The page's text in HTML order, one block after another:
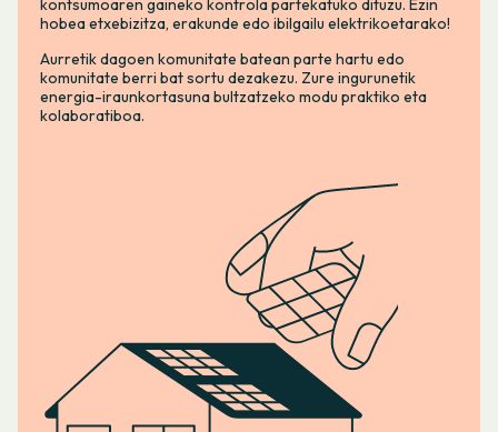
kontsumoaren gaineko kontrola partekatuko dituzu. Ezin
hobea etxebizitza, erakunde edo ibilgailu elektrikoetarako!
Aurretik dagoen komunitate batean parte hartu edo
komunitate berri bat sortu dezakezu. Zure ingurunetik
energia-iraunkortasuna bultzatzeko modu praktiko eta
kolaboratiboa.